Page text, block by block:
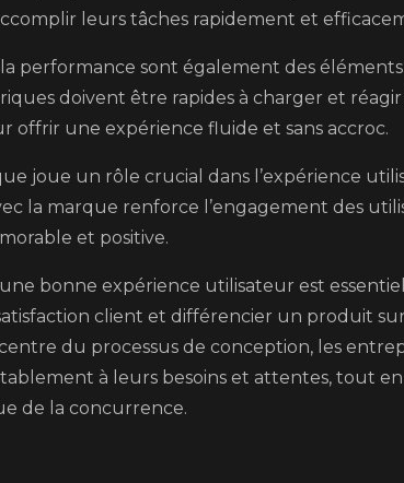
leurs tâches rapidement et
performance sont également des
doivent être rapides à charger et
offrir une expérience fluide et sans accroc.
joue un rôle crucial dans l’expérience
la marque renforce l’engagement des
et positive.
bonne expérience utilisateur est
client et différencier un produit
centre du processus de conception, les
à leurs besoins et attentes, tout
de la concurrence.